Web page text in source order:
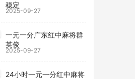
稳定
2025-09-27
一元一分广东红中麻将群
英俊
2025-09-27
24小时一元一分红中麻将